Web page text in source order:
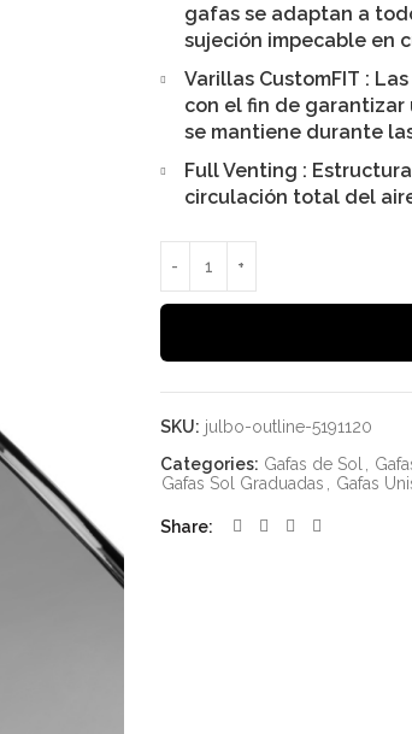
gafas se adaptan a
sujeción impecable en
Varillas CustomFIT :
con el fin de garantizar
se mantiene durante
Full Venting :
circulación total del
SKU: julbo-outline-5191120
Categories: Gafas de Sol
Gafas Sol Graduadas
Gafas
Share